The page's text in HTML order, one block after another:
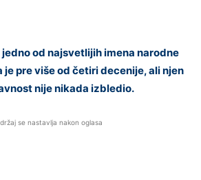
od najsvetlijih imena narodne
pre više od četiri decenije, ali njen
nije nikada izbledio.
se nastavlja nakon oglasa